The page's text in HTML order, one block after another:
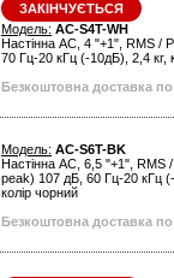
ЗАКІНЧУЄТЬСЯ
Модель: AC-S4T-WH
Настінна АС, 4 "+1", RMS /
70 Гц-20 кГц (-10дБ), 2,4 кг,
Безкоштовна доставка по
Модель: AC-S6T-BK
Настінна АС, 6,5 "+1", RMS
peak) 107 дБ, 60 Гц-20 кГц (-
колір чорний
Безкоштовна доставка по